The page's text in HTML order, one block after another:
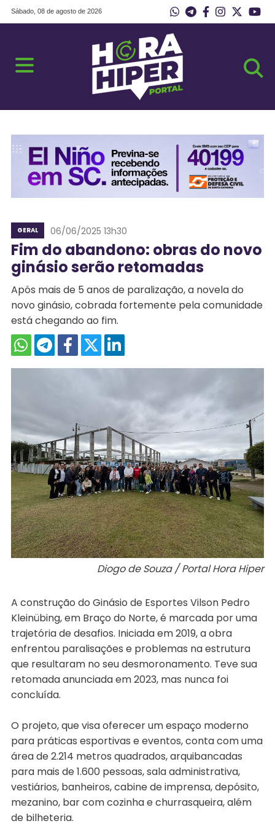
Sábado, 08 de agosto de 2026
GERAL 06/06/2025 13h30
Fim do abandono: obras do novo
ginásio serão retomadas
Após mais de 5 anos de paralização, a novela do
novo ginásio, cobrada fortemente pela comunidade
está chegando ao fim.
Diogo de Souza / Portal Hora Hiper
A construção do Ginásio de Esportes Vilson Pedro
Kleinübing, em Braço do Norte, é marcada por uma
trajetória de desafios. Iniciada em 2019, a obra
enfrentou paralisações e problemas na estrutura
que resultaram no seu desmoronamento. Teve sua
retomada anunciada em 2023, mas nunca foi
concluída.
O projeto, que visa oferecer um espaço moderno
para práticas esportivas e eventos, conta com uma
área de 2.214 metros quadrados, arquibancadas
para mais de 1.600 pessoas, sala administrativa,
vestiários, banheiros, cabine de imprensa, depósito,
mezanino, bar com cozinha e churrasqueira, além
de bilheteria.